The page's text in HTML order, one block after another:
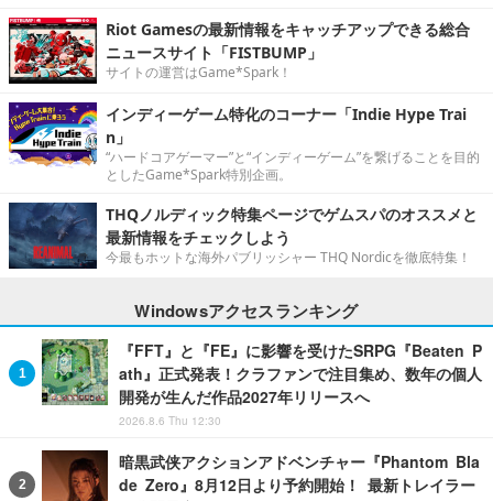
Riot Gamesの最新情報をキャッチアップできる総合
ニュースサイト「FISTBUMP」
サイトの運営はGame*Spark！
インディーゲーム特化のコーナー「Indie Hype Trai
n」
“ハードコアゲーマー”と“インディーゲーム”を繋げることを目的
としたGame*Spark特別企画。
THQノルディック特集ページでゲムスパのオススメと
最新情報をチェックしよう
今最もホットな海外パブリッシャー THQ Nordicを徹底特集！
Windowsアクセスランキング
『FFT』と『FE』に影響を受けたSRPG『Beaten P
ath』正式発表！クラファンで注目集め、数年の個人
開発が生んだ作品2027年リリースへ
2026.8.6 Thu 12:30
暗黒武侠アクションアドベンチャー『Phantom Bla
de Zero』8月12日より予約開始！ 最新トレイラー